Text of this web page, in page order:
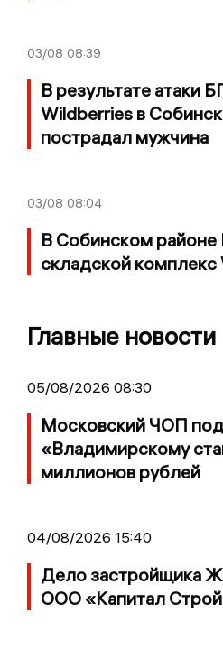
03/08 08:39
В результате атаки
Wildberries в
пострадал мужчина
03/08 08:04
В Собинском
складской
Главные новости
05/08/2026 08:30
Московский ЧОП
«Владимирскому
миллионов рублей
04/08/2026 15:40
Дело застройщика
ООО «Капитал